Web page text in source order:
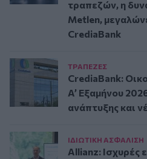
τραπεζών, η
Metlen,
CrediaBank
ΤΡAΠΕΖΕΣ
CrediaBank:
A’ Εξαμήνου
ανάπτυξης και
ΙΔΙΩΤΙΚΗ ΑΣΦAΛΙΣΗ
Allianz: Ισχυρές